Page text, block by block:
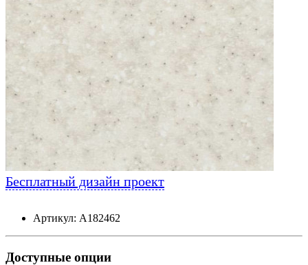
Бесплатный дизайн проект
Артикул: А182462
Доступные опции